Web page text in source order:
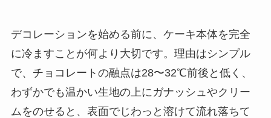
デコレーションを始める前に、ケーキ本体を完全
に冷ますことが何より大切です。理由はシンプル
で、チョコレートの融点は28〜32℃前後と低く、
わずかでも温かい生地の上にガナッシュやクリー
ムをのせると、表面でじわっと溶けて流れ落ちて